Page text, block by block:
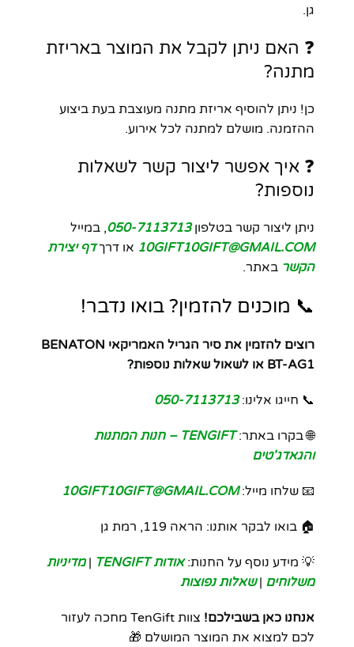
גן.
❓ האם ניתן לקבל את המוצר באריזת
מתנה?
כן! ניתן להוסיף אריזת מתנה מעוצבת בעת ביצוע
ההזמנה. מושלם למתנה לכל אירוע.
❓ איך אפשר ליצור קשר לשאלות
נוספות?
ניתן ליצור קשר בטלפון050-7113713, במייל
10GIFT10GIFT@GMAIL.COM או דרךדף יצירת
הקשר באתר.
📞 מוכנים להזמין? בואו נדבר!
רוצים להזמין את סיר הגריל האמריקאי BENATON
BT-AG1 או לשאול שאלות נוספות?
📞 חייגו אלינו:050-7113713
🌐 בקרו באתר:
TENGIFT – חנות המתנות
והגאדג'טים
📧 שלחו מייל:10GIFT10GIFT@GMAIL.COM
🏠 בואו לבקר אותנו: הראה 119, רמת גן
💡 מידע נוסף על החנות:אודות TENGIFT |מדיניות
משלוחים |שאלות נפוצות
אנחנו כאן בשבילכם!
צוות TenGift מחכה לעזור
לכם למצוא את המוצר המושלם 🎁